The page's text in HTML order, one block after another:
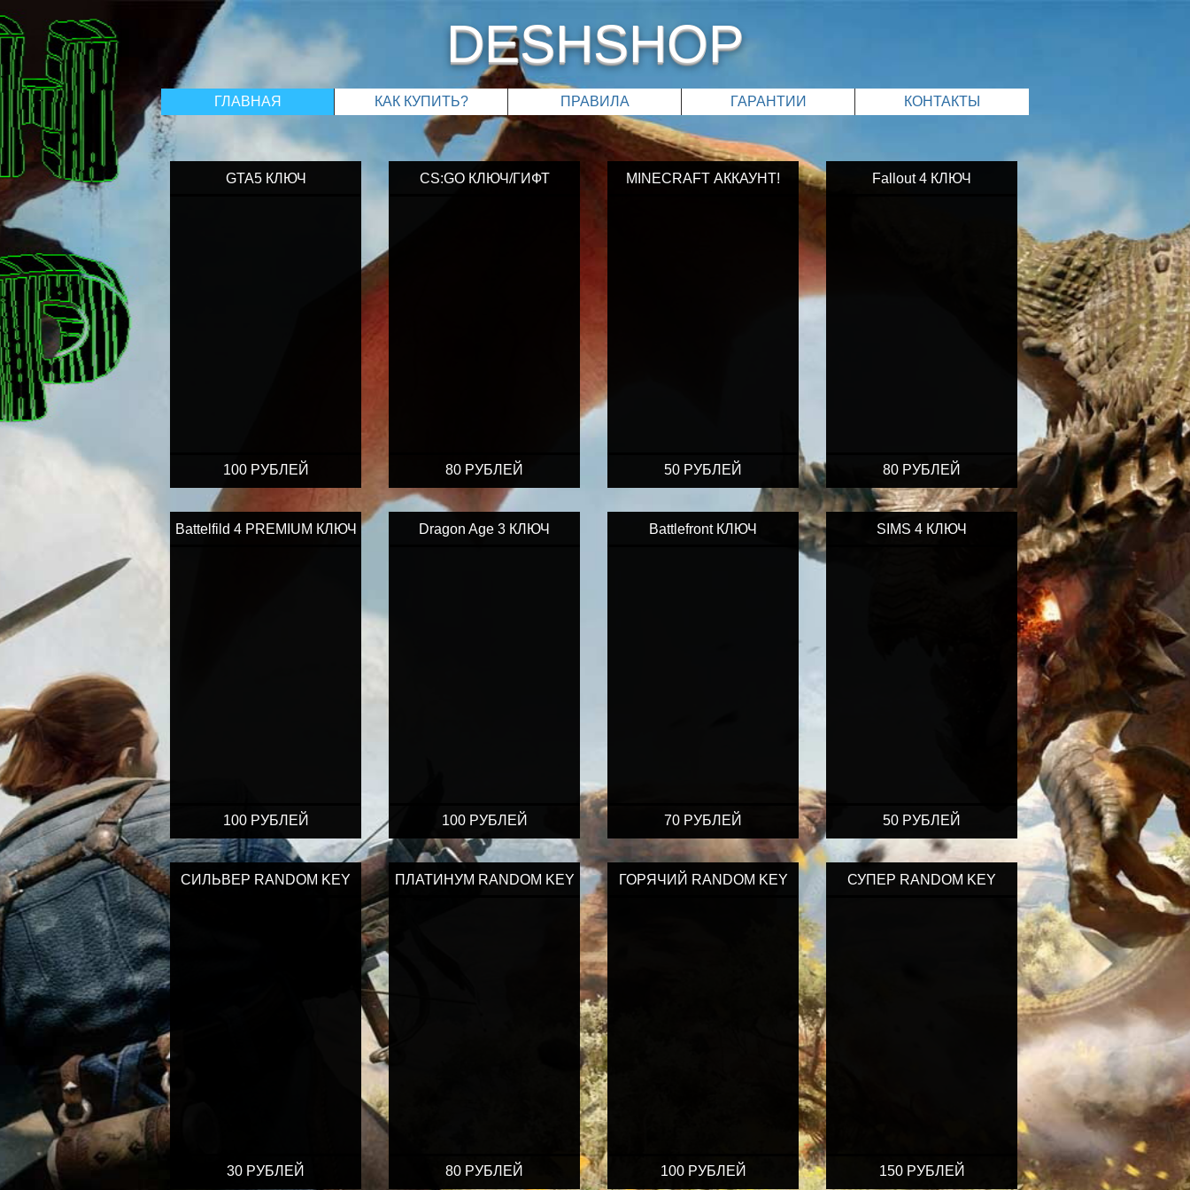
DESHSHOP
ГЛАВНАЯ КАК КУПИТЬ? ПРАВИЛА ГАРАНТИИ КОНТАКТЫ
GTA5 КЛЮЧ
100 РУБЛЕЙ
CS:GO КЛЮЧ/ГИФТ
80 РУБЛЕЙ
MINECRAFT АККАУНТ!
50 РУБЛЕЙ
Fallout 4 КЛЮЧ
80 РУБЛЕЙ
Battelfild 4 PREMIUM КЛЮЧ
100 РУБЛЕЙ
Dragon Age 3 КЛЮЧ
100 РУБЛЕЙ
Battlefront КЛЮЧ
70 РУБЛЕЙ
SIMS 4 КЛЮЧ
50 РУБЛЕЙ
CИЛЬВЕР RANDOM KEY
30 РУБЛЕЙ
ПЛАТИНУМ RANDOM KEY
80 РУБЛЕЙ
ГОРЯЧИЙ RANDOM KEY
100 РУБЛЕЙ
СУПЕР RANDOM KEY
150 РУБЛЕЙ